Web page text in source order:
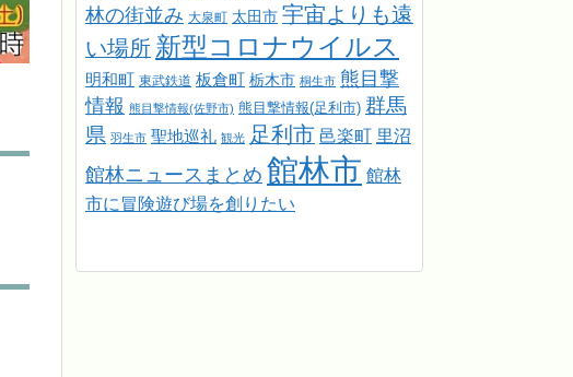
林の街並み 大泉町 太田市 宇宙よりも遠
い場所 新型コロナウイルス
明和町 東武鉄道 板倉町 栃木市 桐生市 熊目撃
情報 熊目撃情報(佐野市) 熊目撃情報(足利市) 群馬
県 羽生市 聖地巡礼 観光 足利市 邑楽町 里沼
館林ニュースまとめ 館林市 館林
市に冒険遊び場を創りたい